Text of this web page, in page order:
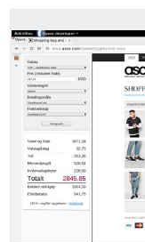
un
panneau
dans
barre
latérale.